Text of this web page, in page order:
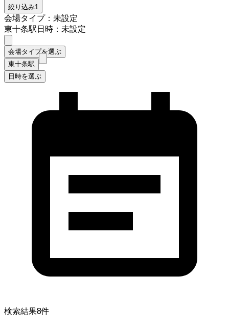
絞り込み1
会場タイプ：未設定
東十条駅日時：未設定
会場タイプを選ぶ
東十条駅
日時を選ぶ
検索結果8件